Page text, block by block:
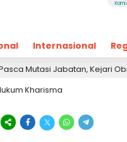
Internasional
Mutasi Jabatan, Kejari
Kharisma